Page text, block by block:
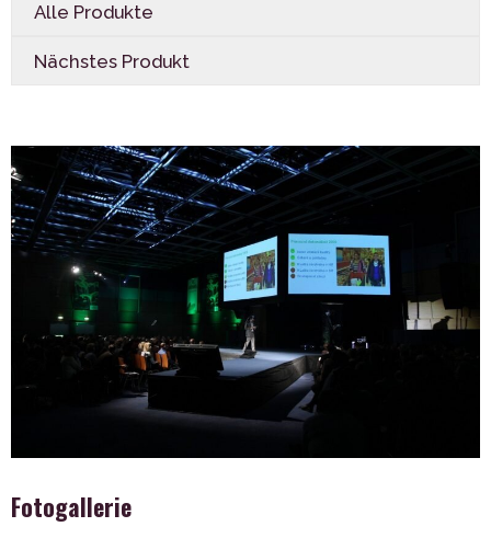
Fotogallerie
Alle Produkte
Nächstes Produkt